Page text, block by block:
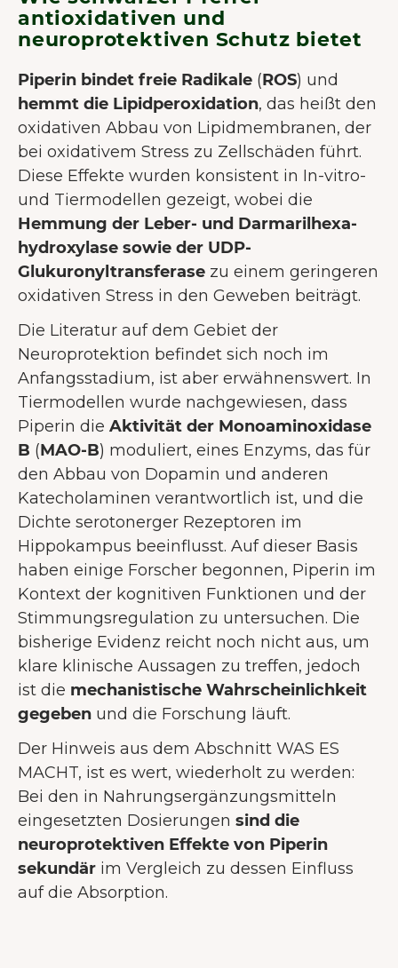
antioxidativen und
neuroprotektiven Schutz bietet
Piperin bindet freie Radikale (ROS) und
hemmt die Lipidperoxidation, das heißt den
oxidativen Abbau von Lipidmembranen, der
bei oxidativem Stress zu Zellschäden führt.
Diese Effekte wurden konsistent in In-vitro-
und Tiermodellen gezeigt, wobei die
Hemmung der Leber- und Darmarilhexa­
hydroxylase sowie der UDP-
Glukuronyltransferase zu einem geringeren
oxidativen Stress in den Geweben beiträgt.
Die Literatur auf dem Gebiet der
Neuroprotektion befindet sich noch im
Anfangsstadium, ist aber erwähnenswert. In
Tiermodellen wurde nachgewiesen, dass
Piperin die Aktivität der Monoaminoxidase
B (MAO-B) moduliert, eines Enzyms, das für
den Abbau von Dopamin und anderen
Katecholaminen verantwortlich ist, und die
Dichte serotonerger Rezeptoren im
Hippokampus beeinflusst. Auf dieser Basis
haben einige Forscher begonnen, Piperin im
Kontext der kognitiven Funktionen und der
Stimmungsregulation zu untersuchen. Die
bisherige Evidenz reicht noch nicht aus, um
klare klinische Aussagen zu treffen, jedoch
ist die mechanistische Wahrscheinlichkeit
gegeben und die Forschung läuft.
Der Hinweis aus dem Abschnitt WAS ES
MACHT, ist es wert, wiederholt zu werden:
Bei den in Nahrungsergänzungsmitteln
eingesetzten Dosierungen sind die
neuroprotektiven Effekte von Piperin
sekundär im Vergleich zu dessen Einfluss
auf die Absorption.
Nutzererlebnis zu bieten.
Cookies
Alle akzeptieren
Nur notwendige Cookies
akzeptieren
Präferenzen